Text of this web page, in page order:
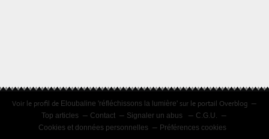
Voir le profil de Eloubaline 'réfléchissons la lumière' sur le portail Overblog
Top articles Contact Signaler un abus
C.G.U.
Cookies et données personnelles
Préférences cookies